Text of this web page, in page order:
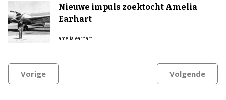
Nieuwe impuls zoektocht Amelia
Earhart
amelia earhart
Vorige Volgende